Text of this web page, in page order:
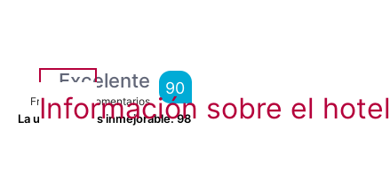
Excelente
From2,818Comentarios
90
La ubicación es inmejorable.98
Información sobre el hotel